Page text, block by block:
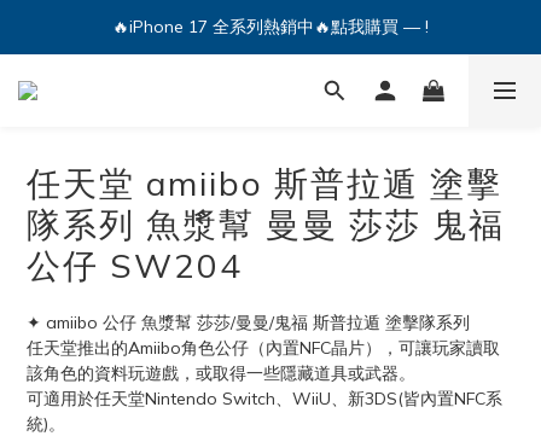
🔥iPhone 17 全系列熱銷中🔥點我購買 — !
🔥iPhone 17 全系列熱銷中🔥點我購買 — !
💕加入Q哥 Line 新好友領優惠券！🎫
任天堂 amiibo 斯普拉遁 塗擊
隊系列 魚漿幫 曼曼 莎莎 鬼福
公仔 SW204
✦ amiibo 公仔 魚漿幫 莎莎/曼曼/鬼福 斯普拉遁 塗擊隊系列
任天堂推出的Amiibo角色公仔（內置NFC晶片），可讓玩家讀取
該角色的資料玩遊戲，或取得一些隱藏道具或武器。
可適用於任天堂Nintendo Switch、WiiU、新3DS(皆內置NFC系
統)。